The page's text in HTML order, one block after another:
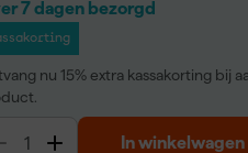
7 dagen bezorgd
nu 15% extra kassakorting bij
In winkelwagen